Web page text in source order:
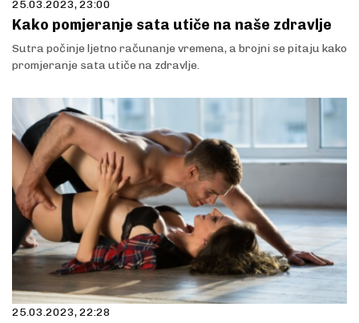
25.03.2023, 23:00
Kako pomjeranje sata utiče na naše zdravlje
Sutra počinje ljetno računanje vremena, a brojni se pitaju kako
promjeranje sata utiče na zdravlje.
25.03.2023, 22:28